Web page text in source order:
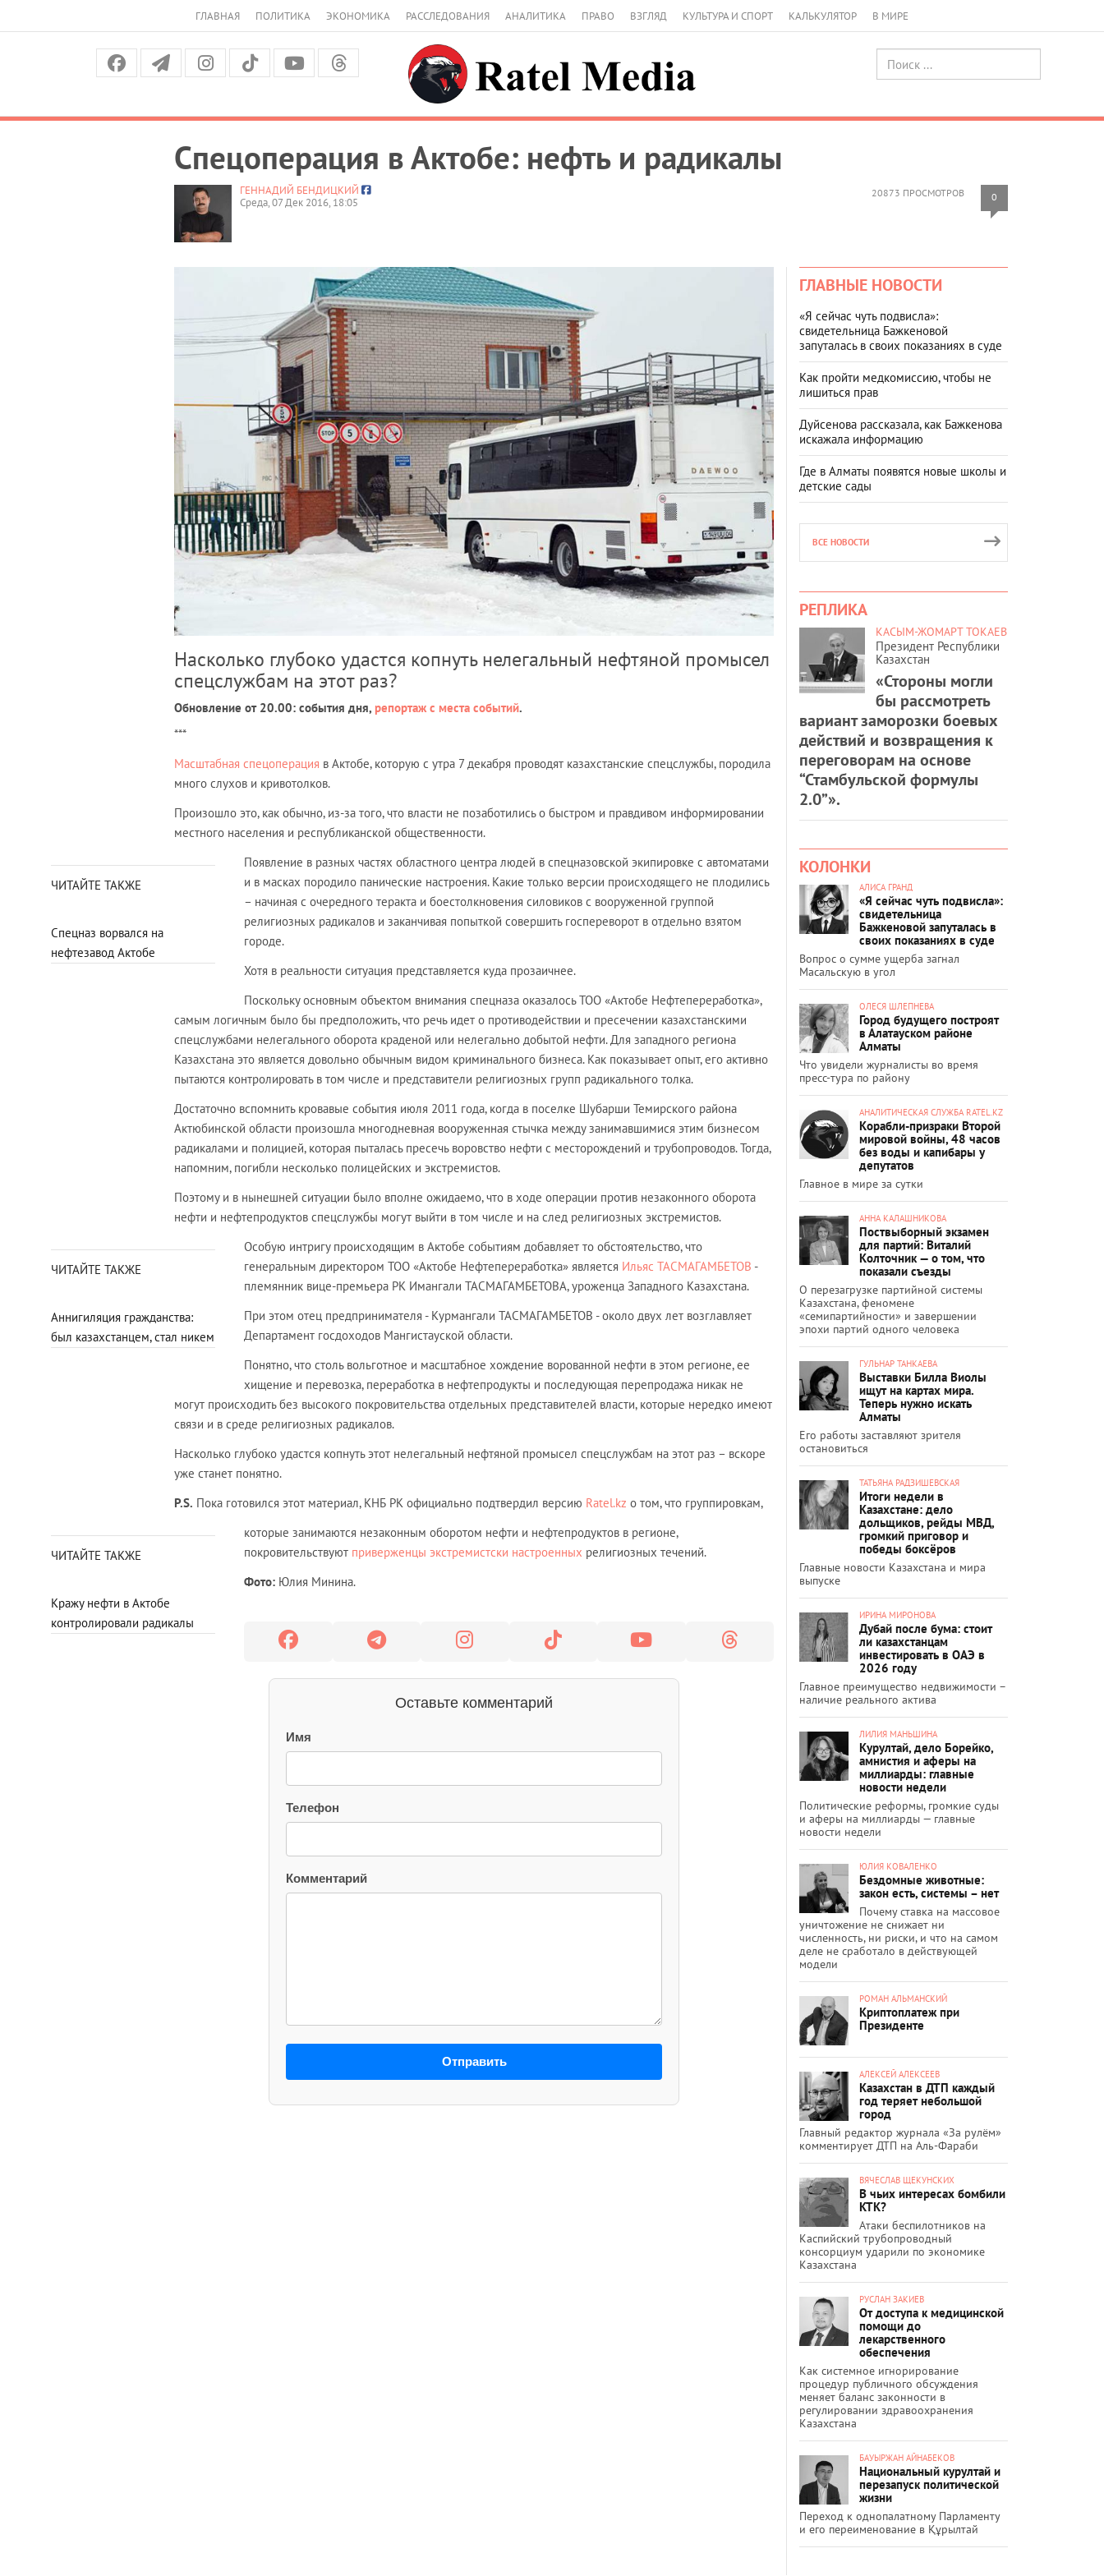
ГЛАВНАЯ ПОЛИТИКА ЭКОНОМИКА РАССЛЕДОВАНИЯ АНАЛИТИКА ПРАВО ВЗГЛЯД КУЛЬТУРА И СПОРТ КАЛЬКУЛЯТОР В МИРЕ
Спецоперация в Актобе: нефть и радикалы
20873 ПРОСМОТРОВ 0
ГЕННАДИЙ БЕНДИЦКИЙ
Среда, 07 Дек 2016, 18:05
Насколько глубоко удастся копнуть нелегальный нефтяной промысел
спецслужбам на этот раз?
Обновление от 20.00: события дня, репортаж с места событий.
***
Масштабная спецоперация в Актобе, которую с утра 7 декабря проводят казахстанские спецслужбы, породила
много слухов и кривотолков.
Произошло это, как обычно, из-за того, что власти не позаботились о быстром и правдивом информировании
местного населения и республиканской общественности.
ЧИТАЙТЕ ТАКЖЕ
Спецназ ворвался на
нефтезавод Актобе
Появление в разных частях областного центра людей в спецназовской экипировке с автоматами
и в масках породило панические настроения. Какие только версии происходящего не плодились
– начиная с очередного теракта и боестолкновения силовиков с вооруженной группой
религиозных радикалов и заканчивая попыткой совершить госпереворот в отдельно взятом
городе.
Хотя в реальности ситуация представляется куда прозаичнее.
Поскольку основным объектом внимания спецназа оказалось ТОО «Актобе Нефтепереработка»,
самым логичным было бы предположить, что речь идет о противодействии и пресечении казахстанскими
спецслужбами нелегального оборота краденой или нелегально добытой нефти. Для западного региона
Казахстана это является довольно обычным видом криминального бизнеса. Как показывает опыт, его активно
пытаются контролировать в том числе и представители религиозных групп радикального толка.
Достаточно вспомнить кровавые события июля 2011 года, когда в поселке Шубарши Темирского района
Актюбинской области произошла многодневная вооруженная стычка между занимавшимися этим бизнесом
радикалами и полицией, которая пыталась пресечь воровство нефти с месторождений и трубопроводов. Тогда,
напомним, погибли несколько полицейских и экстремистов.
Поэтому и в нынешней ситуации было вполне ожидаемо, что в ходе операции против незаконного оборота
нефти и нефтепродуктов спецслужбы могут выйти в том числе и на след религиозных экстремистов.
ЧИТАЙТЕ ТАКЖЕ
Аннигиляция гражданства:
был казахстанцем, стал никем
Особую интригу происходящим в Актобе событиям добавляет то обстоятельство, что
генеральным директором ТОО «Актобе Нефтепереработка» является Ильяс ТАСМАГАМБЕТОВ -
племянник вице-премьера РК Имангали ТАСМАГАМБЕТОВА, уроженца Западного Казахстана.
При этом отец предпринимателя - Курмангали ТАСМАГАМБЕТОВ - около двух лет возглавляет
Департамент госдоходов Мангистауской области.
Понятно, что столь вольготное и масштабное хождение ворованной нефти в этом регионе, ее
хищение и перевозка, переработка в нефтепродукты и последующая перепродажа никак не
могут происходить без высокого покровительства отдельных представителей власти, которые нередко имеют
связи и в среде религиозных радикалов.
Насколько глубоко удастся копнуть этот нелегальный нефтяной промысел спецслужбам на этот раз – вскоре
уже станет понятно.
P.S. Пока готовился этот материал, КНБ РК официально подтвердил версию Ratel.kz о том, что группировкам,
ЧИТАЙТЕ ТАКЖЕ
Кражу нефти в Актобе
контролировали радикалы
которые занимаются незаконным оборотом нефти и нефтепродуктов в регионе,
покровительствуют приверженцы экстремистски настроенных религиозных течений.
Фото: Юлия Минина.
Оставьте комментарий
Имя
Телефон
Комментарий
Отправить
ГЛАВНЫЕ НОВОСТИ
«Я сейчас чуть подвисла»:
свидетельница Бажкеновой
запуталась в своих показаниях в суде
Как пройти медкомиссию, чтобы не
лишиться прав
Дуйсенова рассказала, как Бажкенова
искажала информацию
Где в Алматы появятся новые школы и
детские сады
ВСЕ НОВОСТИ
РЕПЛИКА
КАСЫМ-ЖОМАРТ ТОКАЕВ
Президент Республики
Казахстан
«Стороны могли
бы рассмотреть
вариант заморозки боевых
действий и возвращения к
переговорам на основе
“Стамбульской формулы
2.0”».
КОЛОНКИ
АЛИСА ГРАНД
«Я сейчас чуть подвисла»:
свидетельница
Бажкеновой запуталась в
своих показаниях в суде
Вопрос о сумме ущерба загнал
Масальскую в угол
ОЛЕСЯ ШЛЕПНЕВА
Город будущего построят
в Алатауском районе
Алматы
Что увидели журналисты во время
пресс-тура по району
АНАЛИТИЧЕСКАЯ СЛУЖБА RATEL.KZ
Корабли-призраки Второй
мировой войны, 48 часов
без воды и капибары у
депутатов
Главное в мире за сутки
АННА КАЛАШНИКОВА
Поствыборный экзамен
для партий: Виталий
Колточник — о том, что
показали съезды
О перезагрузке партийной системы
Казахстана, феномене
«семипартийности» и завершении
эпохи партий одного человека
ГУЛЬНАР ТАНКАЕВА
Выставки Билла Виолы
ищут на картах мира.
Теперь нужно искать
Алматы
Его работы заставляют зрителя
остановиться
ТАТЬЯНА РАДЗИШЕВСКАЯ
Итоги недели в
Казахстане: дело
дольщиков, рейды МВД,
громкий приговор и
победы боксёров
Главные новости Казахстана и мира
выпуске
ИРИНА МИРОНОВА
Дубай после бума: стоит
ли казахстанцам
инвестировать в ОАЭ в
2026 году
Главное преимущество недвижимости –
наличие реального актива
ЛИЛИЯ МАНЬШИНА
Курултай, дело Борейко,
амнистия и аферы на
миллиарды: главные
новости недели
Политические реформы, громкие суды
и аферы на миллиарды — главные
новости недели
ЮЛИЯ КОВАЛЕНКО
Бездомные животные:
закон есть, системы – нет
Почему ставка на массовое
уничтожение не снижает ни
численность, ни риски, и что на самом
деле не сработало в действующей
модели
РОМАН АЛЬМАНСКИЙ
Криптоплатеж при
Президенте
АЛЕКСЕЙ АЛЕКСЕЕВ
Казахстан в ДТП каждый
год теряет небольшой
город
Главный редактор журнала «За рулём»
комментирует ДТП на Аль-Фараби
ВЯЧЕСЛАВ ЩЕКУНСКИХ
В чьих интересах бомбили
КТК?
Атаки беспилотников на
Каспийский трубопроводный
консорциум ударили по экономике
Казахстана
РУСЛАН ЗАКИЕВ
От доступа к медицинской
помощи до
лекарственного
обеспечения
Как системное игнорирование
процедур публичного обсуждения
меняет баланс законности в
регулировании здравоохранения
Казахстана
БАУЫРЖАН АЙНАБЕКОВ
Национальный курултай и
перезапуск политической
жизни
Переход к однопалатному Парламенту
и его переименование в Құрылтай